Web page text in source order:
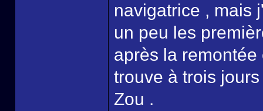
navigatrice , mais
un peu les
après la
trouve à trois
Zou .